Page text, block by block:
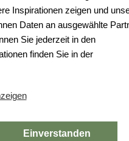
Inspirationen zeigen und
Daten an ausgewählte
Sie jederzeit in den
finden Sie in der
Einverstanden